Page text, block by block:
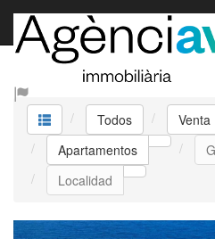
Venta
Todos
Venta
Apartamentos
Localidad